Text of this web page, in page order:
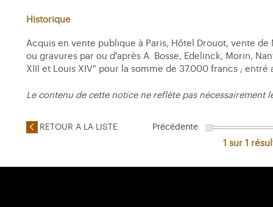
Historique
Acquis en vente publique à Paris, Hôtel Drouot, vente
ou gravures par ou d'après A. Bosse, Edelinck, Morin,
XIII et Louis XIV" pour la somme de 37.000 francs ;
Le contenu de cette notice ne reflète pas nécessairement
RETOUR A LA LISTE Précédente
1 sur 1